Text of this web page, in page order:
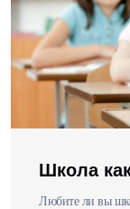
Школа
Любите ли вы